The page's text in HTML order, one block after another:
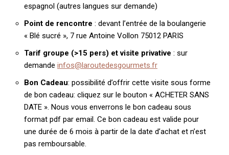
espagnol (autres langues sur demande)
Point de rencontre : devant l’entrée de la boulangerie
« Blé sucré », 7 rue Antoine Vollon 75012 PARIS
Tarif groupe (>15 pers) et visite privative : sur
demande infos@laroutedesgourmets.fr
Bon Cadeau: possibilité d’offrir cette visite sous forme
de bon cadeau: cliquez sur le bouton « ACHETER SANS
DATE ». Nous vous enverrons le bon cadeau sous
format pdf par email. Ce bon cadeau est valide pour
une durée de 6 mois à partir de la date d’achat et n’est
pas remboursable.